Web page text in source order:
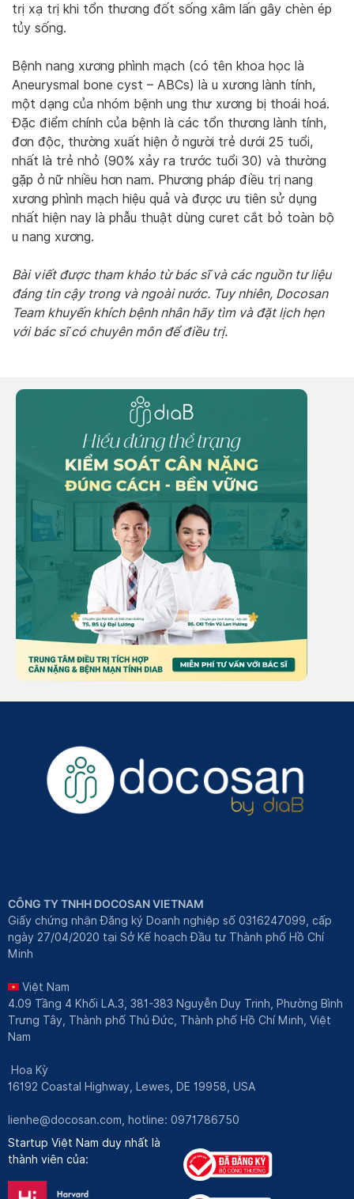
trị xạ trị khi tổn thương đốt sống xâm lấn gây chèn ép
tủy sống.
Bệnh nang xương phình mạch (có tên khoa học là
Aneurysmal bone cyst – ABCs) là u xương lành tính,
một dạng của nhóm bệnh ung thư xương bị thoái hoá.
Đặc điểm chính của bệnh là các tổn thương lành tính,
đơn độc, thường xuất hiện ở người trẻ dưới 25 tuổi,
nhất là trẻ nhỏ (90% xảy ra trước tuổi 30) và thường
gặp ở nữ nhiều hơn nam. Phương pháp điều trị nang
xương phình mạch hiệu quả và được ưu tiên sử dụng
nhất hiện nay là phẫu thuật dùng curet cắt bỏ toàn bộ
u nang xương.
Bài viết được tham khảo từ bác sĩ và các nguồn tư liệu
đáng tin cậy trong và ngoài nước. Tuy nhiên, Docosan
Team khuyến khích bệnh nhân hãy tìm và đặt lịch hẹn
với bác sĩ có chuyên môn để điều trị.
CÔNG TY TNHH DOCOSAN VIETNAM
Giấy chứng nhận Đăng ký Doanh nghiệp số 0316247099, cấp
ngày 27/04/2020 tại Sở Kế hoạch Đầu tư Thành phố Hồ Chí
Minh
Việt Nam
4.09 Tầng 4 Khối LA.3, 381-383 Nguyễn Duy Trinh, Phường Bình
Trưng Tây, Thành phố Thủ Đức, Thành phố Hồ Chí Minh, Việt
Nam
Hoa Kỳ
16192 Coastal Highway, Lewes, DE 19958, USA
lienhe@docosan.com , hotline: 0971786750
Startup Việt Nam duy nhất là
thành viên của: